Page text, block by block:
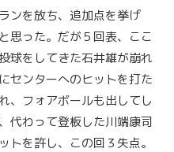
ンを放ち、追加点を挙げ
思った。だが５回表、ここ
球をしてきた石井雄が崩れ
センターへのヒットを打た
、フォアボールも出してし
代わって登板した川端康司
トを許し、この回３失点。